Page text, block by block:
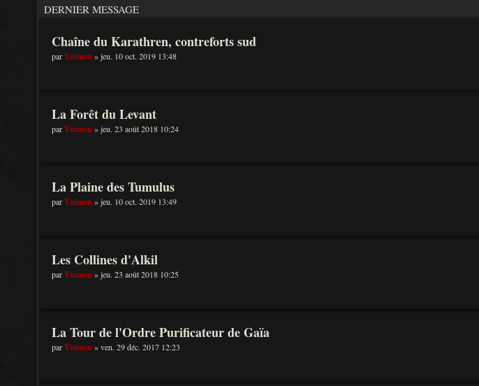
DERNIER MESSAGE
Chaîne du Karathren, contreforts sud
parYuimen» jeu. 10 oct. 2019 13:48
La Forêt du Levant
parYuimen» jeu. 23 août 2018 10:24
La Plaine des Tumulus
parYuimen» jeu. 10 oct. 2019 13:49
Les Collines d'Alkil
parYuimen» jeu. 23 août 2018 10:25
La Tour de l'Ordre Purificateur de Gaïa
parYuimen» ven. 29 déc. 2017 12:23